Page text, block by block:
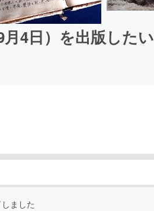
4日）を出版したい
ました